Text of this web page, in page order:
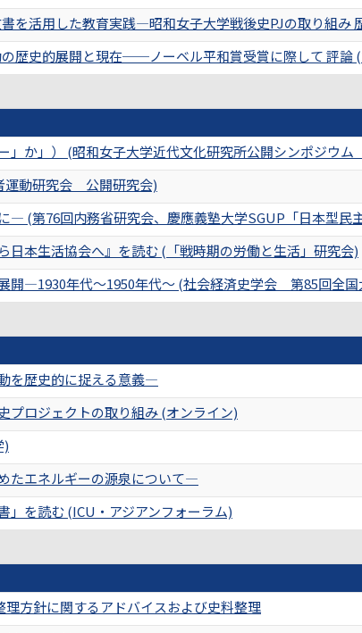
を活用した教育実践―昭和女子大学戦後史PJの取り組み
史的展開と現在──ノーベル平和賞受賞に際して 評論
」か」） (昭和女子大学近代文化研究所公開シンポジウム
運動研究会 公開研究会)
(第76回内務省研究会、慶應義塾大学SGUP「日本型民
ら日本生活協会へ』を読む (「戦時期の労働と生活」研究会)
開―1930年代～1950年代～ (社会経済史学会 第85回全国
を歴史的に捉える意義―
ロジェクトの取り組み (オンライン)
)
たエネルギーの源泉について―
を読む (ICU・アジアンフォーラム)
理方針に関するアドバイスおよび史料整理